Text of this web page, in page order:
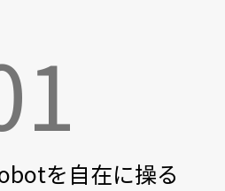
を自在に操る